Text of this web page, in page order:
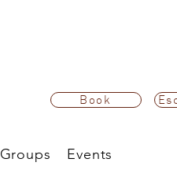
Book
Groups
Events